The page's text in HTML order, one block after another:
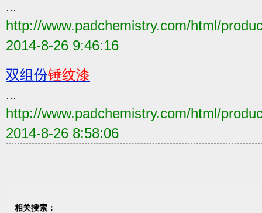
...
http://www.padchemistry.com/html/
2014-8-26 9:46:16
双组份锤纹漆
...
http://www.padchemistry.com/html/
2014-8-26 8:58:06
相关搜索：